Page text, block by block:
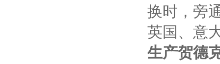
换时，旁
英国、意
生产贺德